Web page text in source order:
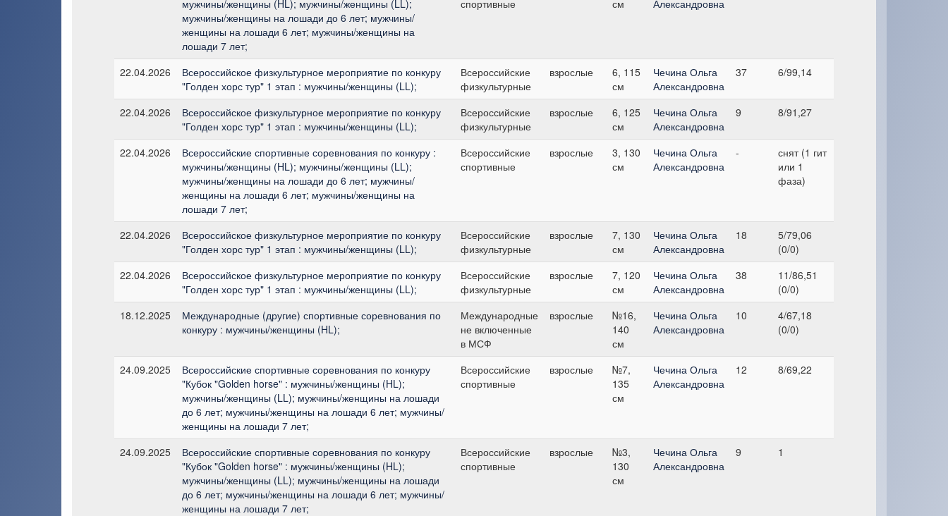
мужчины/женщины (HL); мужчины/женщины (LL);
мужчины/женщины на лошади до 6 лет; мужчины/
женщины на лошади 6 лет; мужчины/женщины на
лошади 7 лет;
спортивные
см
Александровна
22.04.2026
Всероссийское физкультурное мероприятие по конкуру
"Голден хорс тур" 1 этап : мужчины/женщины (LL);
Всероссийские
физкультурные
взрослые
6, 115
см
Чечина Ольга
Александровна
37 6/99,14
22.04.2026
Всероссийское физкультурное мероприятие по конкуру
"Голден хорс тур" 1 этап : мужчины/женщины (LL);
Всероссийские
физкультурные
взрослые
6, 125
см
Чечина Ольга
Александровна
9 8/91,27
22.04.2026
Всероссийские спортивные соревнования по конкуру :
мужчины/женщины (HL); мужчины/женщины (LL);
мужчины/женщины на лошади до 6 лет; мужчины/
женщины на лошади 6 лет; мужчины/женщины на
лошади 7 лет;
Всероссийские
спортивные
взрослые
3, 130
см
Чечина Ольга
Александровна
-
снят (1 гит
или 1
фаза)
22.04.2026
Всероссийское физкультурное мероприятие по конкуру
"Голден хорс тур" 1 этап : мужчины/женщины (LL);
Всероссийские
физкультурные
взрослые
7, 130
см
Чечина Ольга
Александровна
18
5/79,06
(0/0)
22.04.2026
Всероссийское физкультурное мероприятие по конкуру
"Голден хорс тур" 1 этап : мужчины/женщины (LL);
Всероссийские
физкультурные
взрослые
7, 120
см
Чечина Ольга
Александровна
38
11/86,51
(0/0)
18.12.2025
Международные (другие) спортивные соревнования по
конкуру : мужчины/женщины (HL);
Международные
не включенные
в МСФ
взрослые
№16,
140
см
Чечина Ольга
Александровна
10
4/67,18
(0/0)
24.09.2025
Всероссийские спортивные соревнования по конкуру
"Кубок "Golden horse" : мужчины/женщины (HL);
мужчины/женщины (LL); мужчины/женщины на лошади
до 6 лет; мужчины/женщины на лошади 6 лет; мужчины/
женщины на лошади 7 лет;
Всероссийские
спортивные
взрослые
№7,
135
см
Чечина Ольга
Александровна
12 8/69,22
24.09.2025
Всероссийские спортивные соревнования по конкуру
"Кубок "Golden horse" : мужчины/женщины (HL);
мужчины/женщины (LL); мужчины/женщины на лошади
до 6 лет; мужчины/женщины на лошади 6 лет; мужчины/
женщины на лошади 7 лет;
Всероссийские
спортивные
взрослые
№3,
130
см
Чечина Ольга
Александровна
9 1